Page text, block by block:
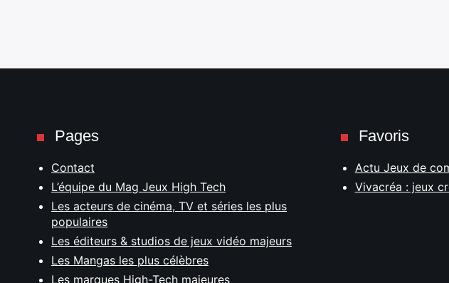
Pages
Contact
L’équipe du Mag Jeux High Tech
Les acteurs de cinéma, TV et séries les plus
populaires
Les éditeurs & studios de jeux vidéo majeurs
Les Mangas les plus célèbres
Les marques High-Tech majeures
Favoris
Actu Jeux de
Vivacréa : jeux